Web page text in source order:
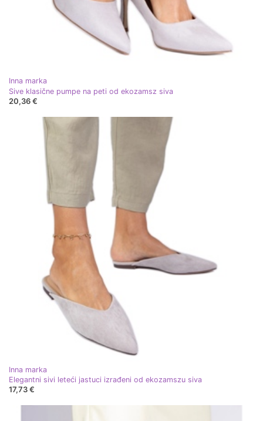
Inna marka
Sive klasične pumpe na peti od ekozamsz siva
20,36 €
Inna marka
Elegantni sivi leteći jastuci izrađeni od ekozamszu siva
17,73 €